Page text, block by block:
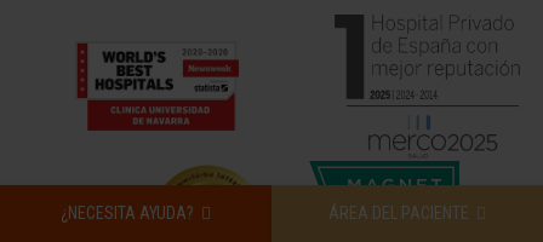
¿NECESITA AYUDA? ÁREA DEL PACIENTE